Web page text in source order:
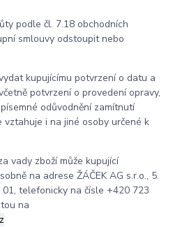
podle čl. 7.18 obchodních
smlouvy odstoupit nebo
kupujícímu potvrzení o datu a
potvrzení o provedení opravy,
odůvodnění zamítnutí
i na jiné osoby určené k
vady zboží může kupující
na adrese ŽÁČEK AG s.r.o., 5.
telefonicky na čísle +420 723
na